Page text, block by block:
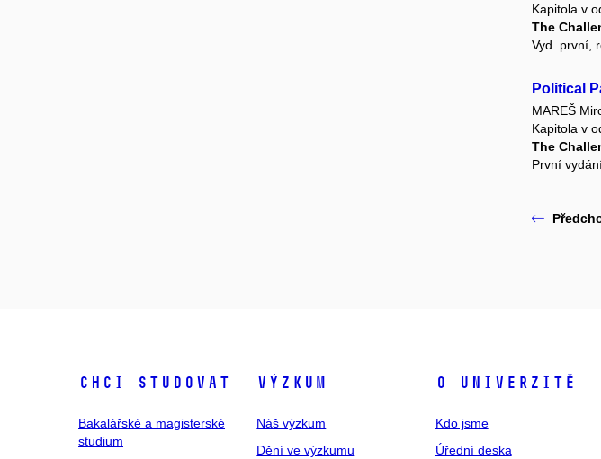
Kapitola v
The
Vyd. první,
Political
MAREŠ
Kapitola v
The
První
Chci studovat
Bakalářské a magisterské
studium
Výzkum
Náš výzkum
Dění ve výzkumu
O univerzitě
Kdo jsme
Úřední deska